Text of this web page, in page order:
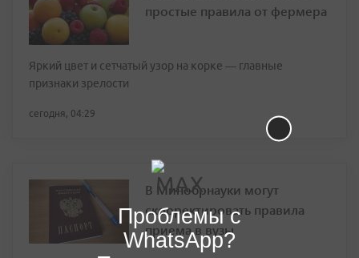
простые правила от фермера
Яркий цвет и сетчатый узор на корке — главные
признаки зрелости
сегодня, 04:29
В Минобрнауки могут
скорректировать правила
приема в вузы
Проблемы с
WhatsApp?